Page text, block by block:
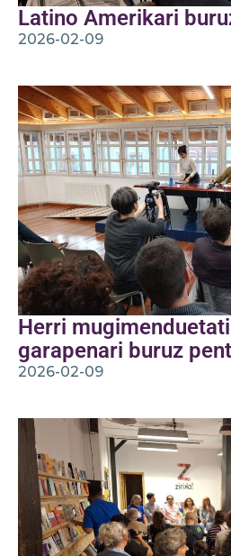
Latino Amerikari
2026-02-09
Herri
garapenari buruz
2026-02-09